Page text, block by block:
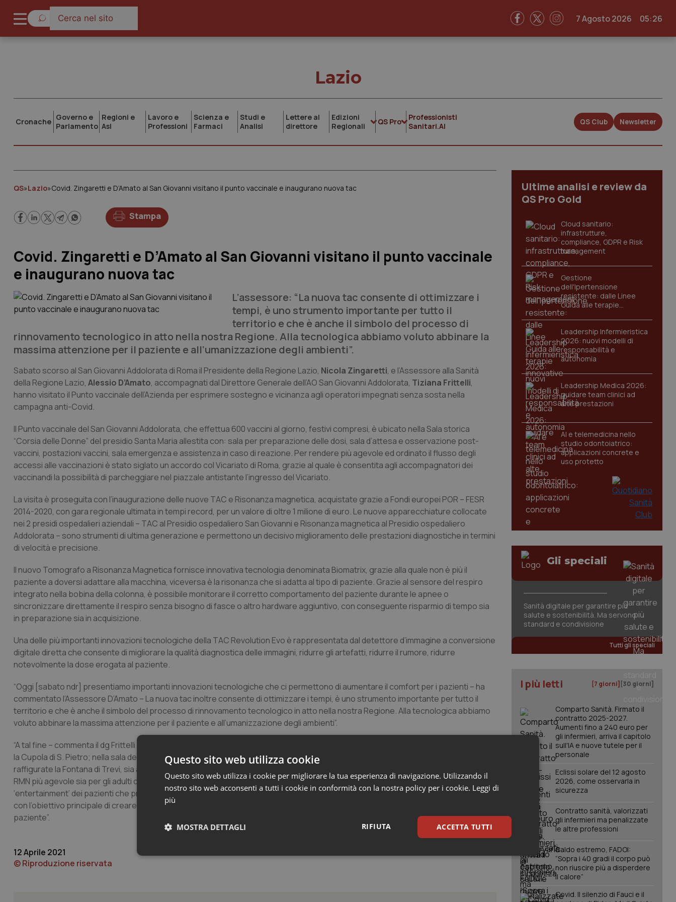
7 Agosto 2026 05:26
Lazio
Cronache Governo e
Parlamento
Regioni e
Asl
Lavoro e
Professioni
Scienza e
Farmaci
Studi e
Analisi
Lettere al
direttore
Edizioni
Regionali
QS Pro
Professionisti
Sanitari.AI
QS Club Newsletter
QS»Lazio»Covid. Zingaretti e D’Amato al San Giovanni visitano il punto vaccinale e inaugurano nuova tac
Stampa
Covid. Zingaretti e D’Amato al San Giovanni visitano il punto vaccinale
e inaugurano nuova tac
L’assessore: “La nuova tac consente di ottimizzare i
tempi, è uno strumento importante per tutto il
territorio e che è anche il simbolo del processo di
rinnovamento tecnologico in atto nella nostra Regione. Alla tecnologica abbiamo voluto abbinare la
massima attenzione per il paziente e all’umanizzazione degli ambienti”.
Sabato scorso al San Giovanni Addolorata di Roma il Presidente della Regione Lazio, Nicola Zingaretti, e l’Assessore alla Sanità
della Regione Lazio, Alessio D’Amato, accompagnati dal Direttore Generale dell’AO San Giovanni Addolorata, Tiziana Frittelli,
hanno visitato il Punto vaccinale dell’Azienda per esprimere sostegno e vicinanza agli operatori impegnati senza sosta nella
campagna anti-Covid.
Il Punto vaccinale del San Giovanni Addolorata, che effettua 600 vaccini al giorno, festivi compresi, è ubicato nella Sala storica
“Corsia delle Donne” del presidio Santa Maria allestita con: sala per preparazione delle dosi, sala d’attesa e osservazione post-
vaccini, postazioni vaccini, sala emergenza e assistenza in caso di reazione. Per rendere più agevole ed ordinato il flusso degli
accessi alle vaccinazioni è stato siglato un accordo col Vicariato di Roma, grazie al quale è consentita agli accompagnatori dei
vaccinandi la possibilità di parcheggiare nel piazzale antistante l’ingresso del Vicariato.
La visita è proseguita con l’inaugurazione delle nuove TAC e Risonanza magnetica, acquistate grazie a Fondi europei POR – FESR
2014-2020, con gara regionale ultimata in tempi record, per un valore di oltre 1 milione di euro. Le nuove apparecchiature collocate
nei 2 presidi ospedalieri aziendali – TAC al Presidio ospedaliero San Giovanni e Risonanza magnetica al Presidio ospedaliero
Addolorata – sono strumenti di ultima generazione e permettono un decisivo miglioramento delle prestazioni diagnostiche in termini
di velocità e precisione.
Il nuovo Tomografo a Risonanza Magnetica fornisce innovativa tecnologia denominata Biomatrix, grazie alla quale non è più il
paziente a doversi adattare alla macchina, viceversa è la risonanza che si adatta al tipo di paziente. Grazie al sensore del respiro
integrato nella bobina della colonna, è possibile monitorare il corretto comportamento del paziente durante le apnee o
sincronizzare direttamente il respiro senza bisogno di fasce o altro hardware aggiuntivo, con conseguente risparmio di tempo sia
in preparazione sia in acquisizione.
Una delle più importanti innovazioni tecnologiche della TAC Revolution Evo è rappresentata dal detettore d’immagine a conversione
digitale diretta che consente di migliorare la qualità diagnostica delle immagini, ridurre gli artefatti, ridurre il rumore, ridurre
notevolmente la dose erogata al paziente.
“Oggi [sabato ndr] presentiamo importanti innovazioni tecnologiche che ci permettono di aumentare il comfort per i pazienti – ha
commentato l’Assessore D’Amato – La nuova tac inoltre consente di ottimizzare i tempi, è uno strumento importante per tutto il
territorio e che è anche il simbolo del processo di rinnovamento tecnologico in atto nella nostra Regione. Alla tecnologica abbiamo
voluto abbinare la massima attenzione per il paziente e all’umanizzazione degli ambienti”.
“A tal fine – commenta il dg Frittelli – su una parete della sala della nuova TAC è stato realizzato un pannello umanizzante raffigurante
la Cupola di S. Pietro; nella sala della nuova RMN, invece, la ricerca di un’atmosfera rilassante è stata affidata sia al pannello a parete
raffigurate la Fontana di Trevi, sia allo sky ceiling, pannello a soffitto retroilluminato raffigurante il cielo. Inoltre, per rendere l’esame
RMN più agevole sia per gli adulti che per i bambini, il nuovo tomografo a risonanza magnetica è stato dotato di un sistema di
‘entertainment’ dei pazienti che prevede, durante le sedute di risonanza magnetica, la possibilità di vedere/ascoltare video/audio
con l’obiettivo principale di creare un clima rassicurante e confortevole, raggiungendo una sorta di ‘sedazione psicologica’ del
paziente”.
12 Aprile 2021
© Riproduzione riservata
Ultime analisi e review da
QS Pro Gold
Cloud sanitario:
infrastrutture,
compliance, GDPR e Risk
management
Gestione
dell'Ipertensione
resistente: dalle Linee
Guida alle terapie
innovative
Leadership Infermieristica
2026: nuovi modelli di
responsabilità e
autonomia
Leadership Medica 2026:
guidare team clinici ad
alte prestazioni
AI e telemedicina nello
studio odontoiatrico:
applicazioni concrete e
uso protetto
Gli speciali
Sanità digitale per garantire più
salute e sostenibilità. Ma servono
standard e condivisione
Tutti gli speciali
I più letti [7 giorni] [30 giorni]
Comparto Sanità. Firmato il
contratto 2025-2027.
Aumenti fino a 240 euro per
gli infermieri, arriva il capitolo
sull'IA e nuove tutele per il
personale
Eclissi solare del 12 agosto
2026, come osservarla in
sicurezza
Contratto sanità, valorizzati
gli infermieri ma penalizzate
le altre professioni
Caldo estremo, FADOI:
“Sopra i 40 gradi il corpo può
non riuscire più a disperdere
il calore”
Covid. Il silenzio di Fauci e il
Questo sito web utilizza cookie
Questo sito web utilizza i cookie per migliorare la tua esperienza di navigazione. Utilizzando il
nostro sito web acconsenti a tutti i cookie in conformità con la nostra policy per i cookie. Leggi di
più
ACCETTA TUTTI
RIFIUTA
MOSTRA DETTAGLI
Necessari Statistici Marketing